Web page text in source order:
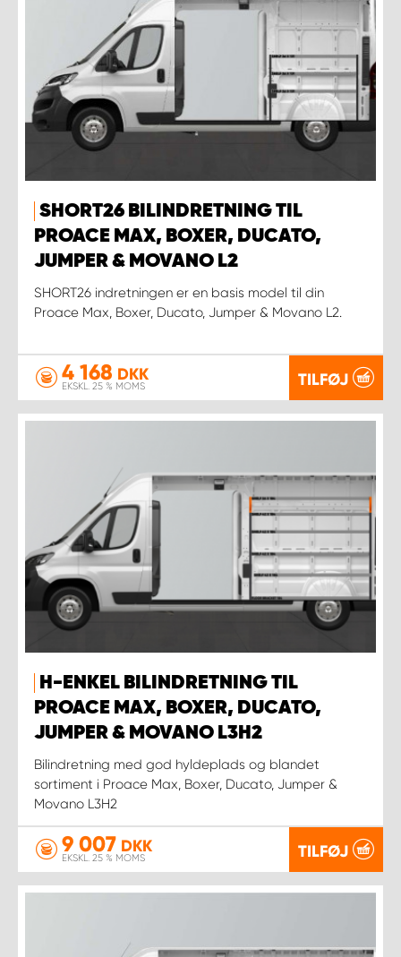
SHORT26 BILINDRETNING TIL
PROACE MAX, BOXER, DUCATO,
JUMPER & MOVANO L2
SHORT26 indretningen er en basis model til din
Proace Max, Boxer, Ducato, Jumper & Movano L2.
4 168 DKK
EKSKL. 25 % MOMS TILFØJ
H-ENKEL BILINDRETNING TIL
PROACE MAX, BOXER, DUCATO,
JUMPER & MOVANO L3H2
Bilindretning med god hyldeplads og blandet
sortiment i Proace Max, Boxer, Ducato, Jumper &
Movano L3H2
9 007 DKK
EKSKL. 25 % MOMS TILFØJ